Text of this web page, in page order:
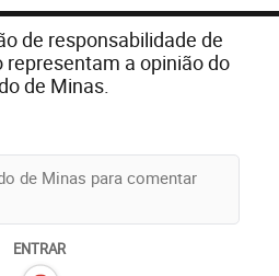
de responsabilidade de
representam a opinião do
de Minas.
ENTRAR